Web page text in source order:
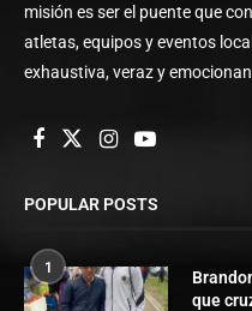
misión es ser el puente que
atletas, equipos y eventos
exhaustiva, veraz y
POPULAR POSTS
1
que